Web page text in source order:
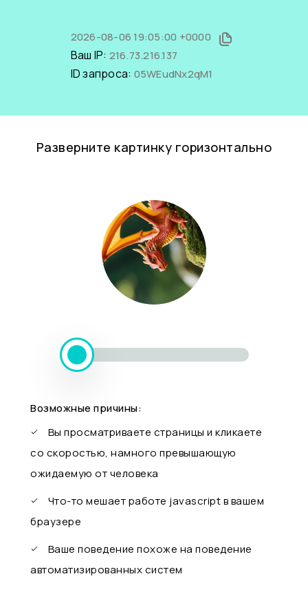
2026-08-06 19:05:00 +0000
Ваш IP: 216.73.216.137
ID запроса: 05WEudNx2qM1
Разверните картинку горизонтально
Возможные причины:
Вы просматриваете страницы и кликаете
со скоростью, намного превышающую
ожидаемую от человека
Что-то мешает работе javascript в вашем
браузере
Ваше поведение похоже на поведение
автоматизированных систем